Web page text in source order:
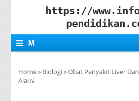
https://
≡ M
N
Home» Biologi»Obat Penyakit Liver
Alami